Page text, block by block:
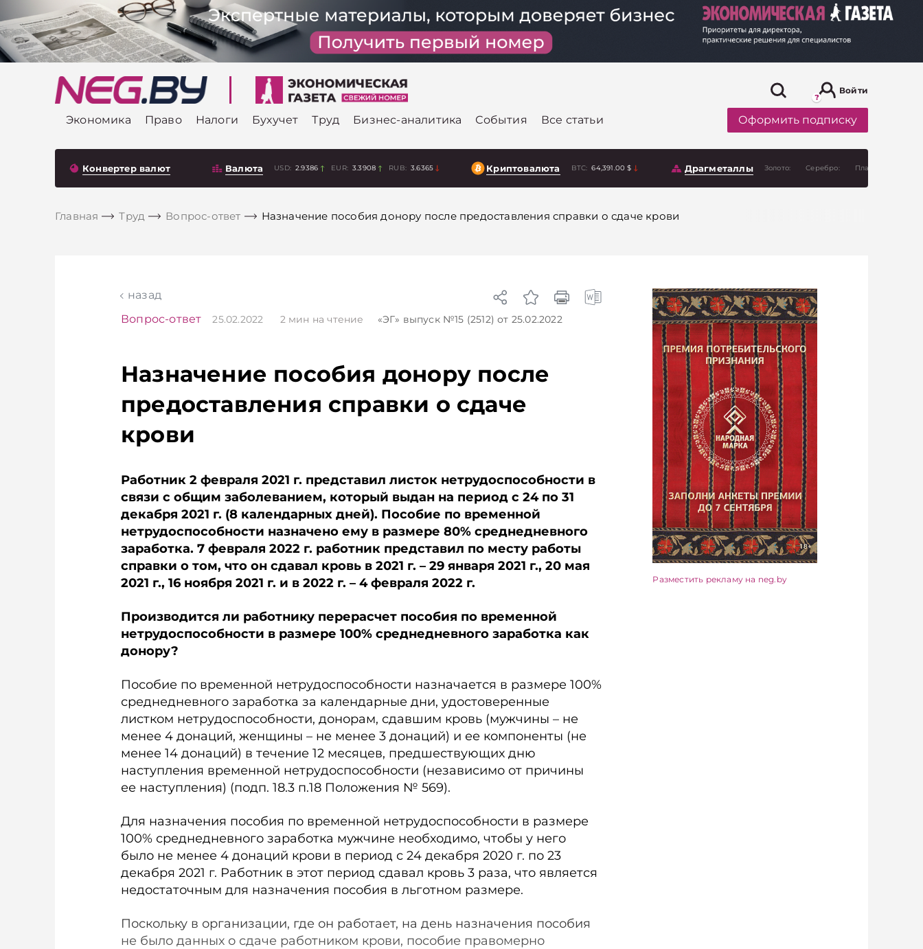
Войти
Экономика Право Налоги Бухучет Труд Бизнес-аналитика События Все статьи Оформить подписку
Конвертер валют Валюта USD: 2.9386 EUR: 3.3908 RUB: 3.6365 Криптовалюта BTC: 64,391.00 $ Драгметаллы Золото: Серебро: Платина:
Главная Труд Вопрос-ответ Назначение пособия донору после предоставления справки о сдаче крови
назад
Вопрос-ответ
25.02.2022 2 мин на чтение «ЭГ» выпуск №15 (2512) от 25.02.2022
Назначение пособия донору после
предоставления справки о сдаче
крови
Работник 2 февраля 2021 г. представил листок нетрудоспособности в
связи с общим заболеванием, который выдан на период с 24 по 31
декабря 2021 г. (8 календарных дней). Пособие по временной
нетрудоспособности назначено ему в размере 80% среднедневного
заработка. 7 февраля 2022 г. работник представил по месту работы
справки о том, что он сдавал кровь в 2021 г. – 29 января 2021 г., 20 мая
2021 г., 16 ноября 2021 г. и в 2022 г. – 4 февраля 2022 г.
Производится ли работнику перерасчет пособия по временной
нетрудоспособности в размере 100% среднедневного заработка как
донору?
Пособие по временной нетрудоспособности назначается в размере 100%
среднедневного заработка за календарные дни, удостоверенные
листком нетрудоспособности, донорам, сдавшим кровь (мужчины – не
менее 4 донаций, женщины – не менее 3 донаций) и ее компоненты (не
менее 14 донаций) в течение 12 месяцев, предшествующих дню
наступления временной нетрудоспособности (независимо от причины
ее наступления) (подп. 18.3 п.18 Положения № 569).
Для назначения пособия по временной нетрудоспособности в размере
100% среднедневного заработка мужчине необходимо, чтобы у него
было не менее 4 донаций крови в период с 24 декабря 2020 г. по 23
декабря 2021 г. Работник в этот период сдавал кровь 3 раза, что является
недостаточным для назначения пособия в льготном размере.
Поскольку в организации, где он работает, на день назначения пособия
не было данных о сдаче работником крови, пособие правомерно
Разместить рекламу на neg.by